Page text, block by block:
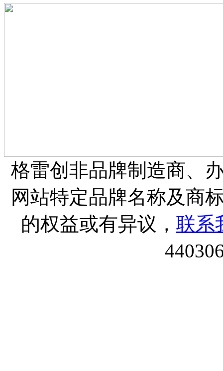
格雷创非品牌制造商、
网站特定品牌名称及商
的权益或有异议， 联系